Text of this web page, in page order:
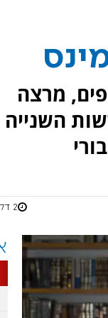
מרצה
השנייה
2 דקות